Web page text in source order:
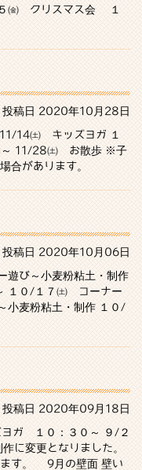
㈮ クリスマス会 １
投稿日 2020年10月28日
㈯ キッズヨガ １
～ 11/28㈯ お散歩 ※子
場合があります。
投稿日 2020年10月06日
び～小麦粉粘土・制作
１０/１７㈯ コーナー
小麦粉粘土・制作 １０/
投稿日 2020年09月18日
ガ １０：３０～ ９/２
変更となりました。
す。 9月の壁面 壁い